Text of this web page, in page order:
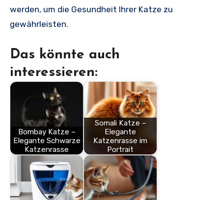
werden, um die Gesundheit Ihrer Katze zu
gewährleisten.
Das könnte auch
interessieren:
Bombay Katze –
Elegante Schwarze
Katzenrasse
Somali Katze –
Elegante
Katzenrasse im
Portrait